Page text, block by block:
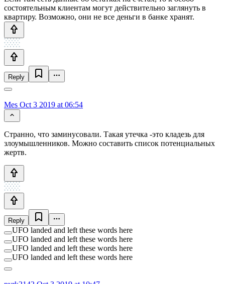
состоятельным клиентам могут действительно заглянуть в
квартиру. Возможно, они не все деньги в банке хранят.
Reply
Mes Oct 3 2019 at 06:54
Странно, что заминусовали. Такая утечка -это кладезь для
злоумышленников. Можно составить список потенциальных
жертв.
Reply
UFO landed and left these words here
UFO landed and left these words here
UFO landed and left these words here
UFO landed and left these words here